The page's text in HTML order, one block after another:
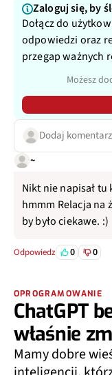
Zaloguj się, by
Dołącz do
odpowiedzi oraz
przegap ważnych
Możesz
Dodaj komentarz
~
Nikt nie napisał
hmmm Relacja na
by było ciekawe. :)
Odpowiedz 0 0
OPROGRAMOWANIE
ChatGPT
właśnie
Mamy dobre